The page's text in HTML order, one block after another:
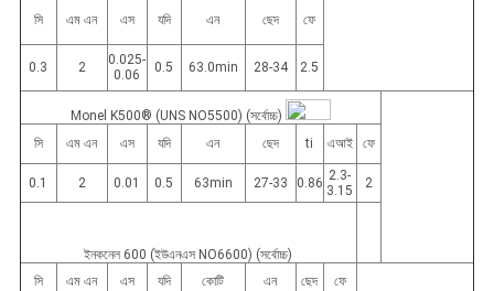
সি এম এন এস যদি এন ছেদ ফে
0.3 2
0.025-
0.06
0.5 63.0min 28-34 2.5
Monel K500® (UNS NO5500) (সর্বোচ্চ)
সি
এম এন এস যদি এন ছেদ ti এআই ফে
0.1 2 0.01 0.5 63min 27-33 0.86 2.3-
3.15
2
ইনকনেল 600 (ইউএনএস NO6600) (সর্বোচ্চ)
সি
এম এন এস যদি কোটি এন ছেদ ফে